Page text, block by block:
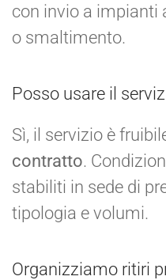
con invio a impianti
o smaltimento.
Posso usare il
Sì, il servizio è
contratto.
stabiliti in sede di
tipologia e volumi.
Organizziamo ritiri